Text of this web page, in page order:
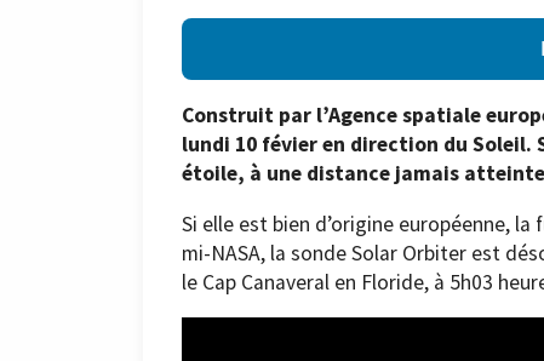
Construit par l’Agence spatiale
lundi 10 févier en direction du Soleil.
étoile, à une distance jamais
Si elle est bien d’origine européenne,
mi-NASA, la sonde Solar Orbiter est
le Cap Canaveral en Floride, à 5h03